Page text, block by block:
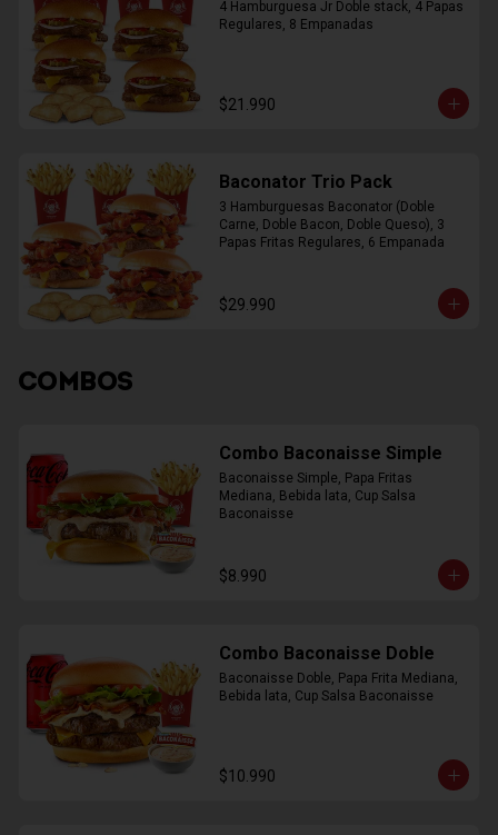
4 Hamburguesa Jr Doble stack, 4 Papas
Regulares, 8 Empanadas
$21.990
Baconator Trio Pack
3 Hamburguesas Baconator (Doble
Carne, Doble Bacon, Doble Queso), 3
Papas Fritas Regulares, 6 Empanada
$29.990
COMBOS
Combo Baconaisse Simple
Baconaisse Simple, Papa Fritas
Mediana, Bebida lata, Cup Salsa
Baconaisse
$8.990
Combo Baconaisse Doble
Baconaisse Doble, Papa Frita Mediana,
Bebida lata, Cup Salsa Baconaisse
$10.990